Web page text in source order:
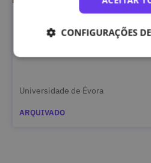
Big Data: conceitos,
analítica da simulação de
Universidade de Évora
ARQUIVADO
CONFIGURAÇÕES